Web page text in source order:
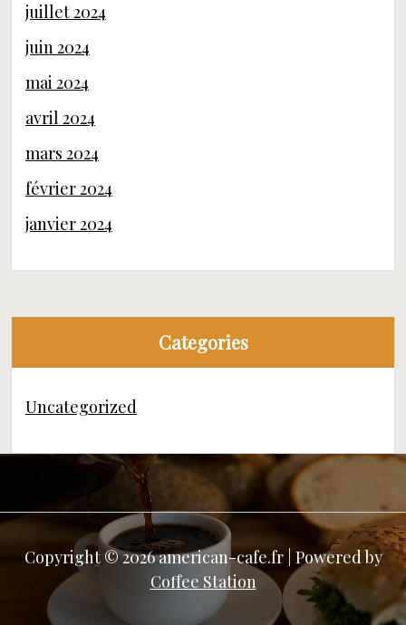
juillet 2024
juin 2024
mai 2024
avril 2024
mars 2024
février 2024
janvier 2024
Categories
Uncategorized
Copyright © 2026 american-cafe.fr | Powered by
Coffee Station